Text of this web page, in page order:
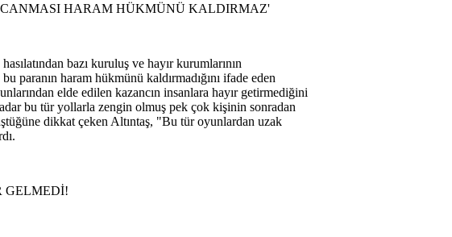
HARAM HÜKMÜNÜ KALDIRMAZ'
bazı kuruluş ve hayır kurumlarının
bu paranın haram hükmünü kaldırmadığını ifade eden
elde edilen kazancın insanlara hayır getirmediğini
bu tür yollarla zengin olmuş pek çok kişinin sonradan
dikkat çeken Altıntaş, "Bu tür oyunlardan uzak
GELMEDİ!